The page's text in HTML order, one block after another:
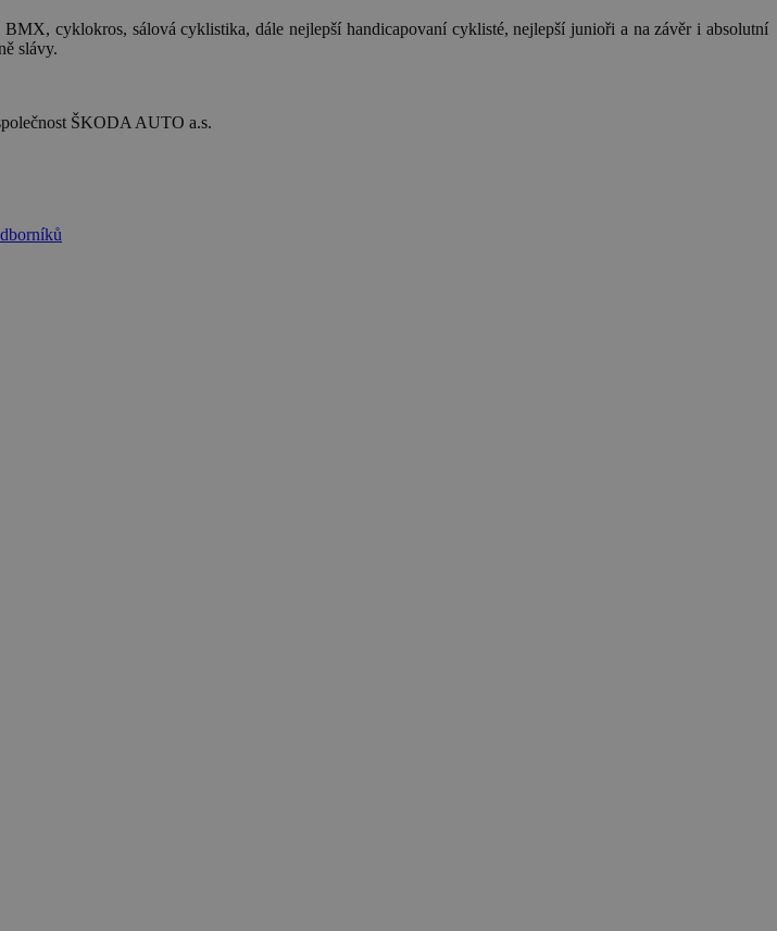
cyklokros, sálová cyklistika, dále nejlepší handicapovaní cyklisté, nejlepší junioři a na závěr i absolutní
slávy.
ŠKODA AUTO a.s.